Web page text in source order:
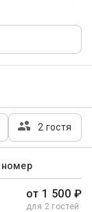
2 гостя
от 1 500 ₽
для 2 гостей